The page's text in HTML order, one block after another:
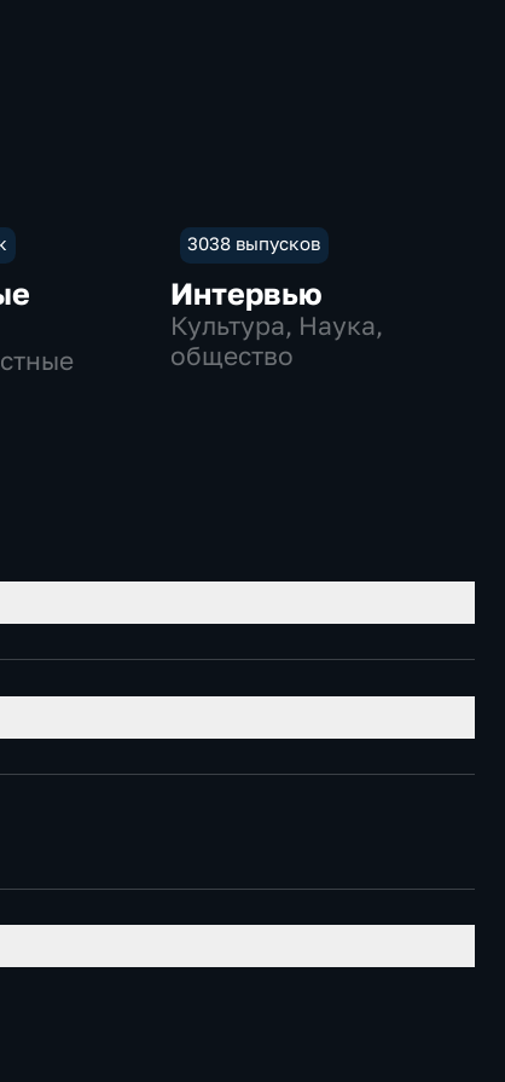
3038 выпусков
Интервью
Культура, Наука,
общество